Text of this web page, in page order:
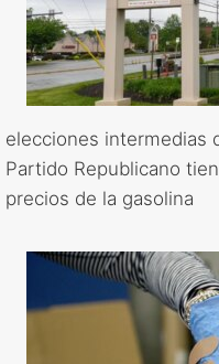
elecciones intermedias
Partido Republicano
precios de la gasolina